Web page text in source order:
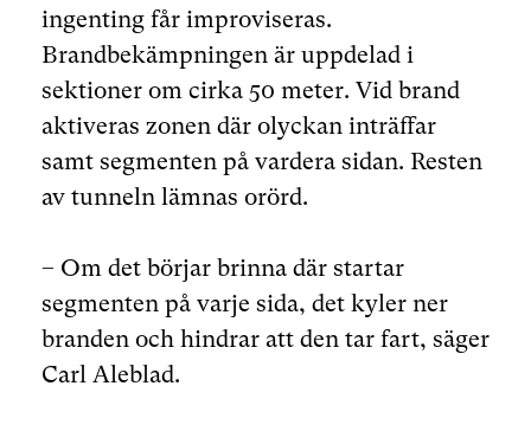
ingenting får improviseras.
Brandbekämpningen är uppdelad i
sektioner om cirka 50 meter. Vid brand
aktiveras zonen där olyckan inträffar
samt segmenten på vardera sidan. Resten
av tunneln lämnas orörd.
– Om det börjar brinna där startar
segmenten på varje sida, det kyler ner
branden och hindrar att den tar fart, säger
Carl Aleblad.